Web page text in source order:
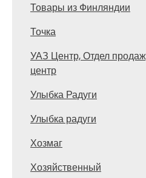
Товары из Финляндии
Точка
УАЗ Центр, Отдел
центр
Улыбка Радуги
Улыбка радуги
Хозмаг
Хозяйственный